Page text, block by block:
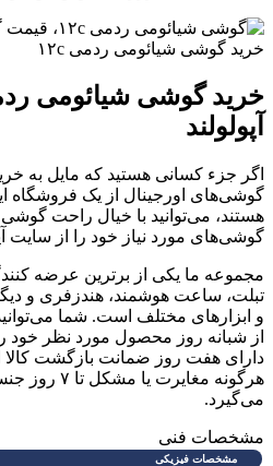
جزء کسانی هستید که مایل به
اورجینال از یک فروشگاه
مورد نیاز خود را از سایت
ما یکی از برترین عرضه
ساعت هوشمند، هندزفری و دیگر
ابزارهای مختلف است. شما
شبانه روز محصول مورد نظر خود
هفت روز ضمانت بازگشت کالا
هرگونه مغایرت
فنی
مشخصات فیزیکی